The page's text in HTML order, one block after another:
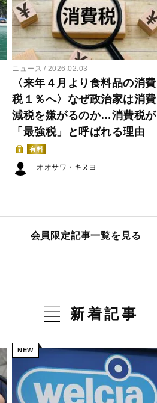
ニュース 2026.02.03
〈来年４月より食料品の消費
税１％へ〉なぜ政治家は消費
減税を嫌がるのか…消費税が
「最強税」と呼ばれる理由
有料
オオサワ・キヌヨ
会員限定記事一覧を見る
新着記事
NEW